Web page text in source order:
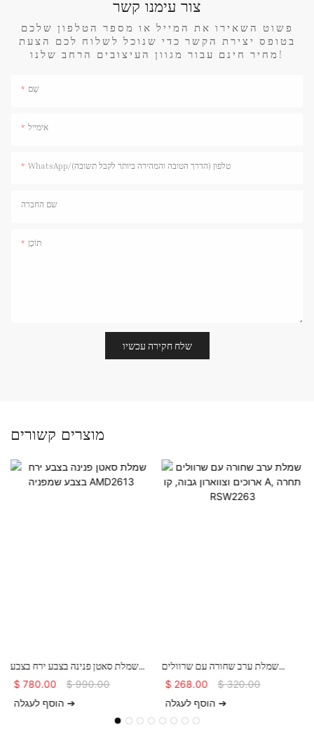
צור עימנו קשר
פשוט השאירו את המייל או מספר הטלפון שלכם
בטופס יצירת הקשר כדי שנוכל לשלוח לכם הצעת
מחיר חינם עבור מגוון העיצובים הרחב שלנו!
שֵׁם
אימייל
WhatsApp/טלפון (הדרך הטובה והמהירה ביותר לקבל תשובה)
שם החברה
תוֹכֶן
שלח חקירה עכשיו
מוצרים קשורים
שמלת סאטן פנינה בצבע ירח בצבע
שמפניה AMD2613
$ 780.00 $990.00
הוסף לעגלה ➔
שמלת ערב שחורה עם שרוולים
ארוכים וצווארון גבוה, קו A, תחרה
$ 268.00 $320.00
הוסף לעגלה ➔